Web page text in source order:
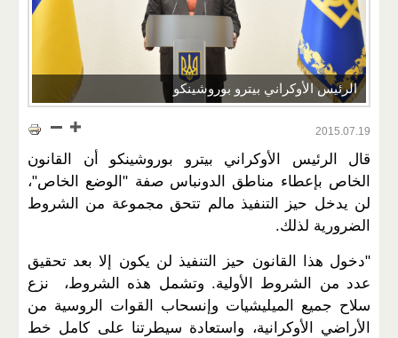
الرئيس الأوكراني بيترو بوروشينكو
2015.07.19
قال الرئيس الأوكراني بيترو بوروشينكو أن القانون
الخاص بإعطاء مناطق الدونباس صفة "الوضع الخاص"،
لن يدخل حيز التنفيذ مالم تتحق مجموعة من الشروط
الضرورية لذلك.
"دخول هذا القانون حيز التنفيذ لن يكون إلا بعد تحقيق
عدد من الشروط الأولية. وتشمل هذه الشروط، نزع
سلاح جميع الميليشيات وإنسحاب القوات الروسية من
الأراضي الأوكرانية، واستعادة سيطرتنا على كامل خط